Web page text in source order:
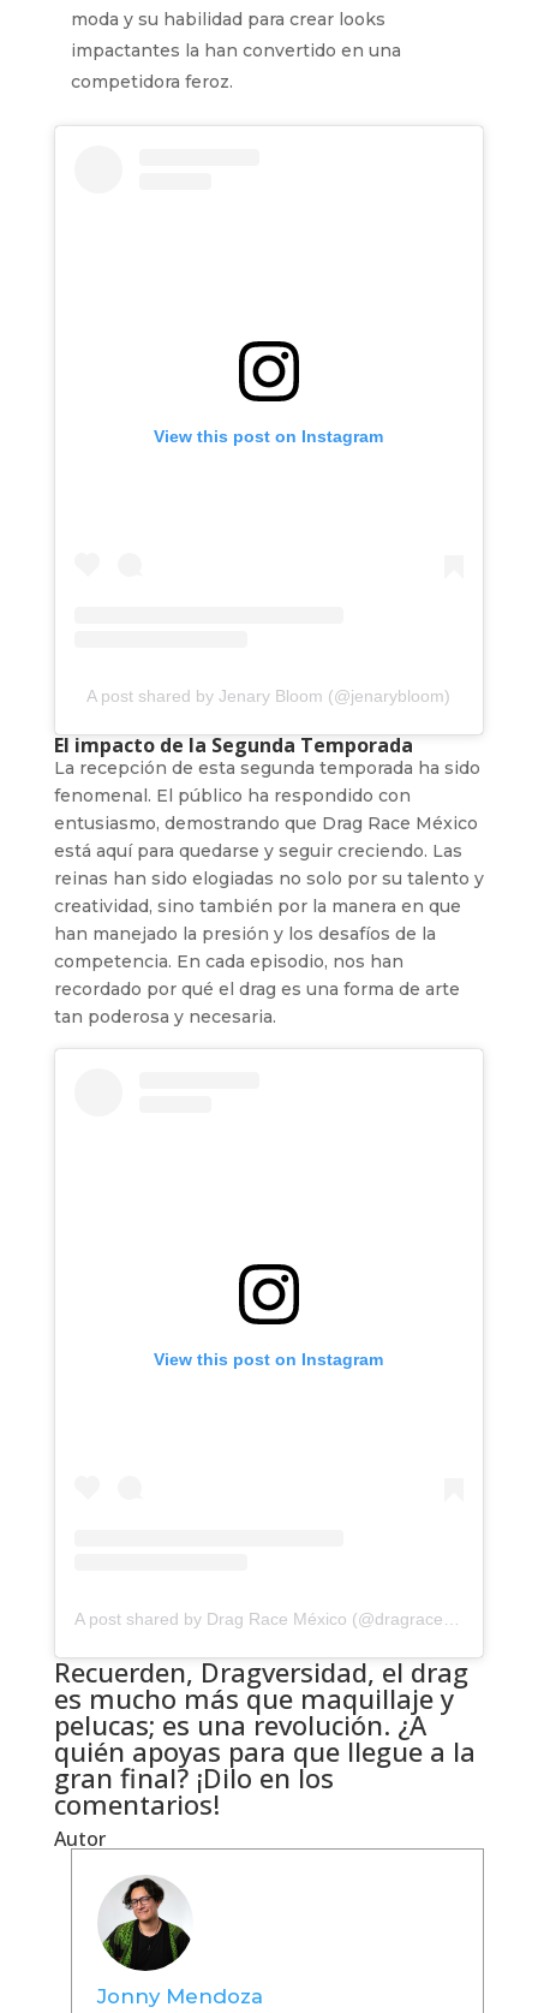
moda y su habilidad para crear looks
impactantes la han convertido en una
competidora feroz.
View this post on Instagram
A post shared by Jenary Bloom (@jenarybloom)
El impacto de la Segunda Temporada
La recepción de esta segunda temporada ha sido
fenomenal. El público ha respondido con
entusiasmo, demostrando que Drag Race México
está aquí para quedarse y seguir creciendo. Las
reinas han sido elogiadas no solo por su talento y
creatividad, sino también por la manera en que
han manejado la presión y los desafíos de la
competencia. En cada episodio, nos han
recordado por qué el drag es una forma de arte
tan poderosa y necesaria.
View this post on Instagram
Recuerden, Dragversidad, el drag
es mucho más que maquillaje y
pelucas; es una revolución. ¿A
quién apoyas para que llegue a la
gran final? ¡Dilo en los
comentarios!
Autor
Jonny Mendoza